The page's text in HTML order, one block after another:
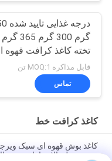
درجه
گرم 300 گرم 365 گرم
تخته کاغذ کرافت قهوه
لایه لایه
قابل مذاکره MOQ:1 تن
تماس
کاغذ کرافت خط
کاغذ بوش قهوه ای سبک
هدیه تحمل بالا ، دارای هدیه